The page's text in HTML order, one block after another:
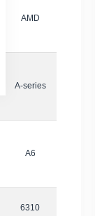
AMD
A-series
A6
6310